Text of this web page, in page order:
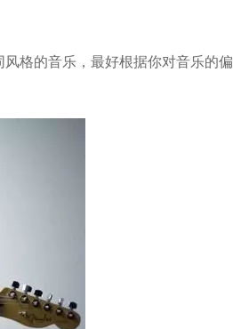
格的音乐，最好根据你对音乐的偏